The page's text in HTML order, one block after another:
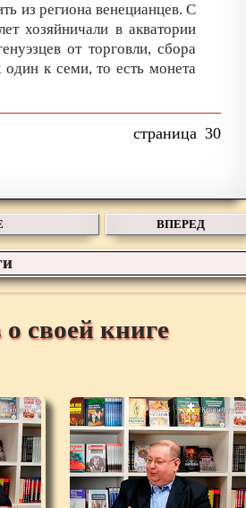
из региона венецианцев. С
хозяйничали в акватории
от торговли, сбора
к семи, то есть монета
30
ВПЕРЕД
своей книге